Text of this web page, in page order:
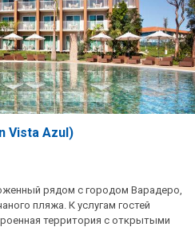
Vista Azul)
рядом с городом Варадеро,
пляжа. К услугам гостей
территория с открытыми